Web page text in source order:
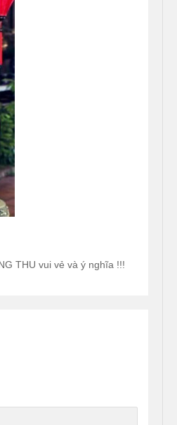
THU vui vẻ và ý nghĩa !!!